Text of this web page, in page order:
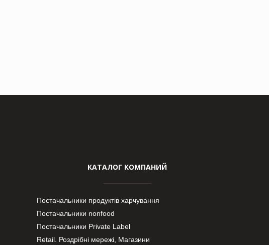
КАТАЛОГ КОМПАНИЙ
Постачальники продуктів харчування
Постачальники nonfood
Постачальники Private Label
Retail. Роздрібні мережі, Магазини